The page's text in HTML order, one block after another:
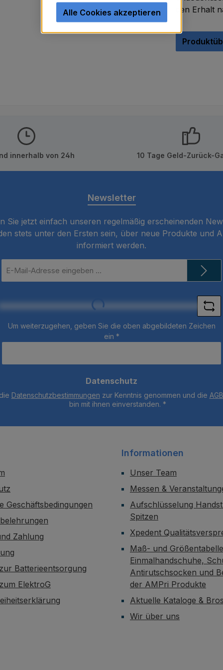
den Erhalt
innerhalb von 24h 10 Tage Geld-Zurück-
Newsletter
Sie jetzt einfach unseren regelmäßig erscheinenden
stets unter den Ersten sein, über neue Produkte und
informiert werden.
Mail-
Loading...
Um weiterzugehen, geben Sie die oben abgebildeten Zeichen
ein *
Datenschutz
Datenschutzbestimmungen zur Kenntnis genommen und die AGB
bin mit ihnen einverstanden. *
Geschäftsbedingungen
Zahlung
Batterieentsorgung
ElektroG
Informationen
Unser Team
Messen &
Aufschlüsselung
Spitzen
Xpedent
Maß- und
Einmalhandschuhe,
Antirutschsocken und
der AMPri Produkte
Aktuelle Kataloge &
Wir über uns
Alle Cookies akzeptieren